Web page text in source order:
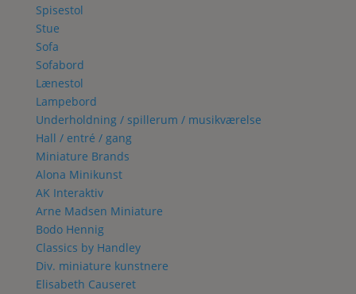
Spisestol
Stue
Sofa
Sofabord
Lænestol
Lampebord
Underholdning / spillerum / musikværelse
Hall / entré / gang
Miniature Brands
Alona Minikunst
AK Interaktiv
Arne Madsen Miniature
Bodo Hennig
Classics by Handley
Div. miniature kunstnere
Elisabeth Causeret